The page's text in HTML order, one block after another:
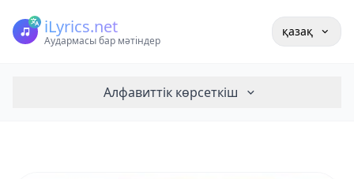
iLyrics.net
Аудармасы бар мәтіндер
қазақ
Алфавиттік көрсеткіш